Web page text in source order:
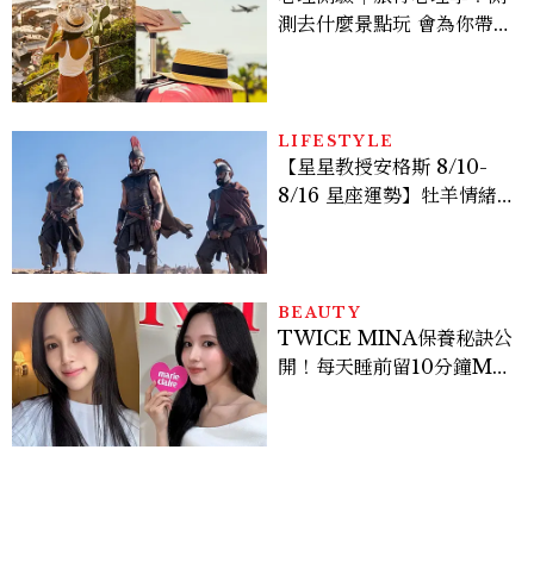
測去什麼景點玩 會為你帶來
LIFESTYLE
【星星教授安格斯 8/10-
8/16 星座運勢】牡羊情緒
BEAUTY
TWICE MINA保養秘訣公
開！每天睡前留10分鐘ME